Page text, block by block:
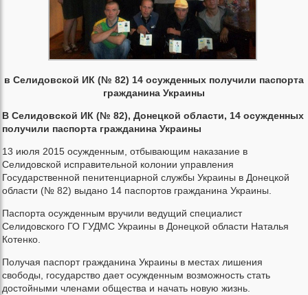
в Селидовской ИК (№ 82) 14 осужденных получили паспорта
гражданина Украины
В Селидовской ИК (№ 82), Донецкой области, 14 осужденных
получили паспорта гражданина Украины
13 июля 2015 осужденным, отбывающим наказание в
Селидовской исправительной колонии управления
Государственной пенитенциарной службы Украины в Донецкой
области (№ 82) выдано 14 паспортов гражданина Украины.
Паспорта осужденным вручили ведущий специалист
Селидовского ГО ГУДМС Украины в Донецкой области Наталья
Котенко.
Получая паспорт гражданина Украины в местах лишения
свободы, государство дает осужденным возможность стать
достойными членами общества и начать новую жизнь.